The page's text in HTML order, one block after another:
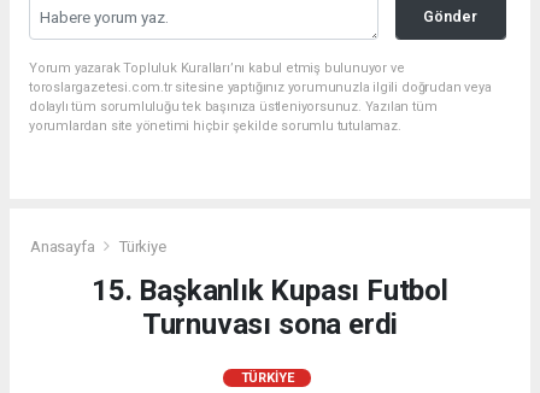
Gönder
Yorum yazarak Topluluk Kuralları’nı kabul etmiş bulunuyor ve
toroslargazetesi.com.tr sitesine yaptığınız yorumunuzla ilgili doğrudan veya
dolaylı tüm sorumluluğu tek başınıza üstleniyorsunuz. Yazılan tüm
yorumlardan site yönetimi hiçbir şekilde sorumlu tutulamaz.
Anasayfa Türkiye
15. Başkanlık Kupası Futbol
Turnuvası sona erdi
TÜRKIYE